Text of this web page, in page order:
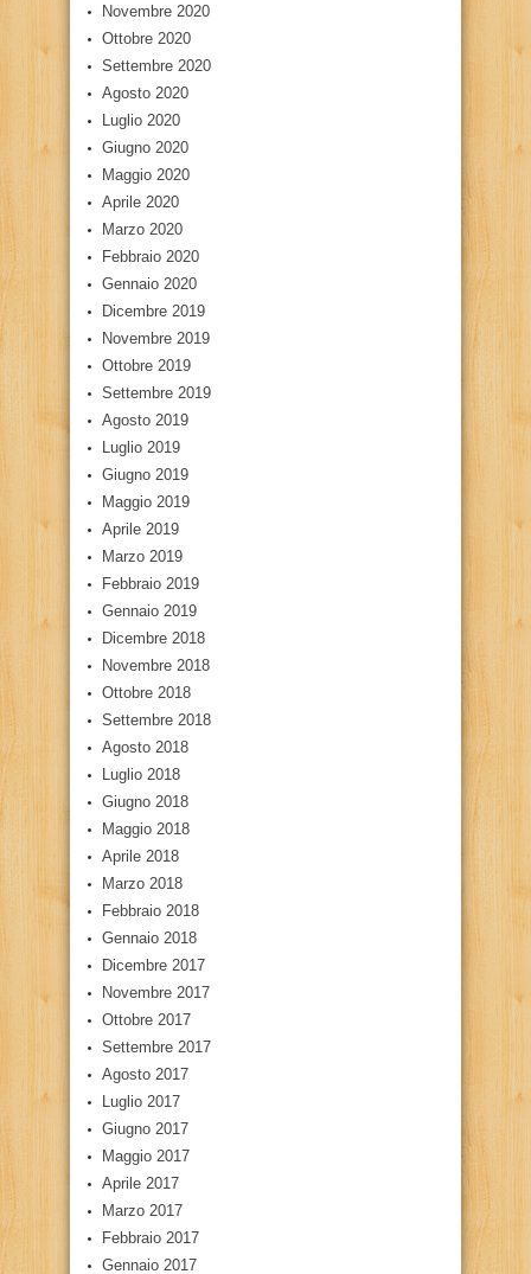
Novembre 2020
Ottobre 2020
Settembre 2020
Agosto 2020
Luglio 2020
Giugno 2020
Maggio 2020
Aprile 2020
Marzo 2020
Febbraio 2020
Gennaio 2020
Dicembre 2019
Novembre 2019
Ottobre 2019
Settembre 2019
Agosto 2019
Luglio 2019
Giugno 2019
Maggio 2019
Aprile 2019
Marzo 2019
Febbraio 2019
Gennaio 2019
Dicembre 2018
Novembre 2018
Ottobre 2018
Settembre 2018
Agosto 2018
Luglio 2018
Giugno 2018
Maggio 2018
Aprile 2018
Marzo 2018
Febbraio 2018
Gennaio 2018
Dicembre 2017
Novembre 2017
Ottobre 2017
Settembre 2017
Agosto 2017
Luglio 2017
Giugno 2017
Maggio 2017
Aprile 2017
Marzo 2017
Febbraio 2017
Gennaio 2017